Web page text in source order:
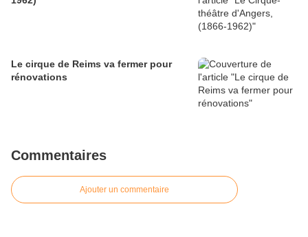
Le cirque de Reims va fermer pour
rénovations
Commentaires
Ajouter un commentaire